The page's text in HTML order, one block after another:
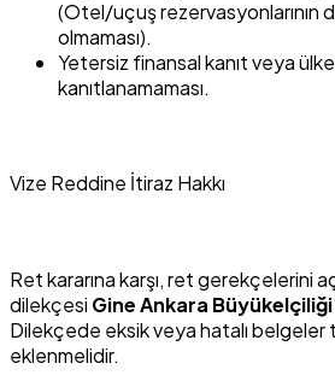
(Otel/uçuş rezervasyonlarının
olmaması).
Yetersiz finansal kanıt veya
kanıtlanamaması.
Vize Reddine İtiraz Hakkı
Ret kararına karşı, ret gerekçelerini
dilekçesi Gine Ankara Büyükelçiliği
Dilekçede eksik veya hatalı belgeler
eklenmelidir.